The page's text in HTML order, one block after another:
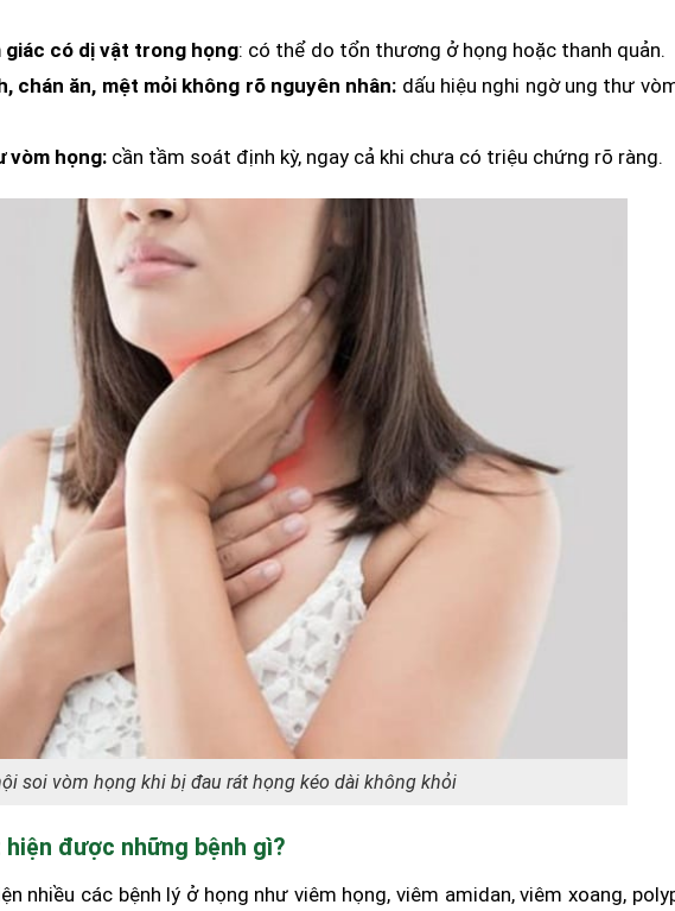
có dị vật trong họng: có thể do tổn thương ở họng hoặc thanh quản.
chán ăn, mệt mỏi không rõ nguyên nhân: dấu hiệu nghi ngờ ung thư
vòm họng: cần tầm soát định kỳ, ngay cả khi chưa có triệu chứng rõ ràng.
soi vòm họng khi bị đau rát họng kéo dài không khỏi
được những bệnh gì?
nhiều các bệnh lý ở họng như viêm họng, viêm amidan, viêm xoang,